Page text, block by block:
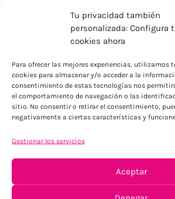
Tu privacidad también
personalizada: Configura
cookies ahora
Para ofrecer las mejores experiencias, utilizamos
cookies para almacenar y/o acceder a la
consentimiento de estas tecnologías nos
el comportamiento de navegación o las
sitio. No consentir o retirar el consentimiento,
negativamente a ciertas características y
Gestionar los servicios
Aceptar
ENVÍOS
Para Península, resto